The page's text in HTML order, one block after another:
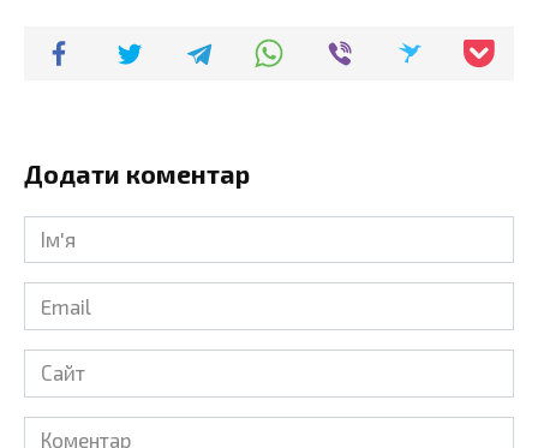
Додати коментар
Ім'я
Email
Сайт
Коментар